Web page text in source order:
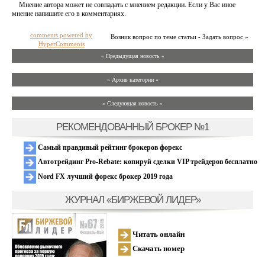
Мнение автора может не совпадать с мнением редакции. Если у Вас иное
мнение напишите его в комментариях.
Возник вопрос по теме статьи - Задать вопрос »
comments powered by
HyperComments
« Предыдущая новость «
» Архив категории «
» Следующая новость »
РЕКОМЕНДОВАННЫЙ БРОКЕР №1
Самый правдивый рейтинг брокеров форекс
Автотрейдинг Pro-Rebate: копируй сделки VIP трейдеров бесплатно
Nord FX лучший форекс брокер 2019 года
ЖУРНАЛ «БИРЖЕВОЙ ЛИДЕР»
Читать онлайн
Скачать номер